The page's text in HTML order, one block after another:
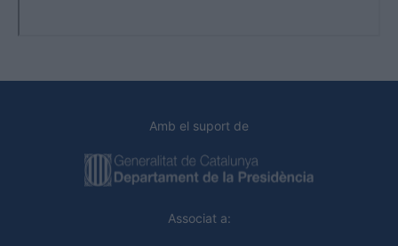
Amb el suport de
Associat a: